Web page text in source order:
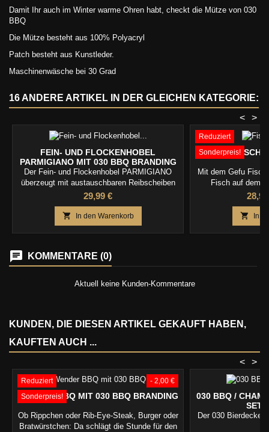
Damit Ihr auch im Winter warme Ohren habt, checkt die Mütze von 030
BBQ
Die Mütze besteht aus 100% Polyacryl
Patch besteht aus Kunstleder.
Maschinenwäsche bei 30 Grad
16 ANDERE ARTIKEL IN DER GLEICHEN KATEGORIE:
>
<
FEIN- UND FLOCKENHOBEL
PARMIGIANO MIT 030 BBQ BRANDING
Der Fein- und Flockenhobel PARMIGIANO
überzeugt mit austauschbaren Reibscheiben
und ist vielseitig einsetzbar – im
Flocken als auch frisch Geriebenes.
Preis
29,99 €
 In den Warenkorb
Reduziert
Sonderpreis!
Mit dem Gefu
Fisch auf dem
garantiert. Hiermit
grillen. Perfekt
Größe
Preis
 In
KOMMENTARE (0)
Aktuell keine Kunden-Kommentare
KUNDEN, DIE DIESEN ARTIKEL GEKAUFT HABEN,
KAUFTEN AUCH ...
>
<
- 2,00 €
Reduziert
Sonderpreis!
WENDER BBQ MIT 030 BBQ BRANDING
Ob Rippchen oder Rib-Eye-Steak, Burger oder
Bratwürstchen: Da schlägt die Stunde für den
030 BBQ /
SET
Der 030